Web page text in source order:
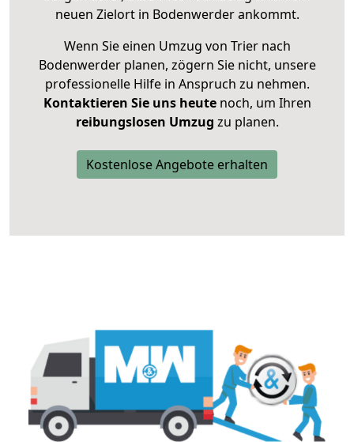
neuen Zielort in Bodenwerder ankommt.
Wenn Sie einen Umzug von Trier nach
Bodenwerder planen, zögern Sie nicht, unsere
professionelle Hilfe in Anspruch zu nehmen.
Kontaktieren Sie uns heutenoch, um Ihren
reibungslosen Umzug zu planen.
Kostenlose Angebote erhalten